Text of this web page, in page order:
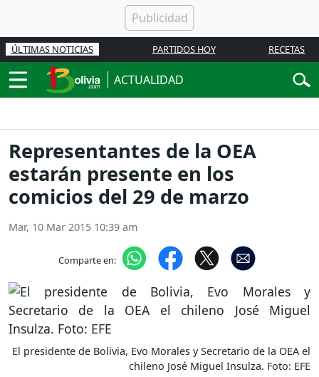
ÚLTIMAS NOTICIAS PARTIDOS HOY RECETAS
ACTUALIDAD
Representantes de la OEA
estarán presente en los
comicios del 29 de marzo
Mar, 10 Mar 2015 10:39 am
Comparte en:
El presidente de Bolivia, Evo Morales y Secretario de la OEA el
chileno José Miguel Insulza. Foto: EFE